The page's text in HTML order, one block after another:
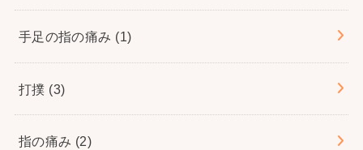
手足の指の痛み (1)
打撲 (3)
指の痛み (2)